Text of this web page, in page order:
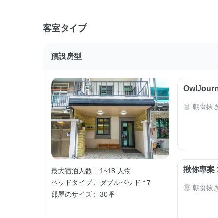
客室タイプ
預設房型
最大宿泊人数 :
1~18 人物
ベッドタイプ :
ダブルベッド * 7
部屋のサイズ : 30坪
朝食抜
揪你專案
朝食抜